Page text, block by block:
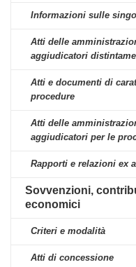
Informazioni sulle
Atti delle
aggiudicatori
Atti e documenti di
procedure
Atti delle
aggiudicatori per le
Rapporti e relazioni ex
Sovvenzioni,
economici
Criteri e modalità
Atti di concessione